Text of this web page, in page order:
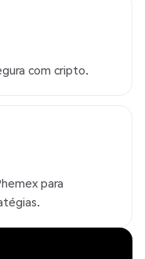
com cripto.
para